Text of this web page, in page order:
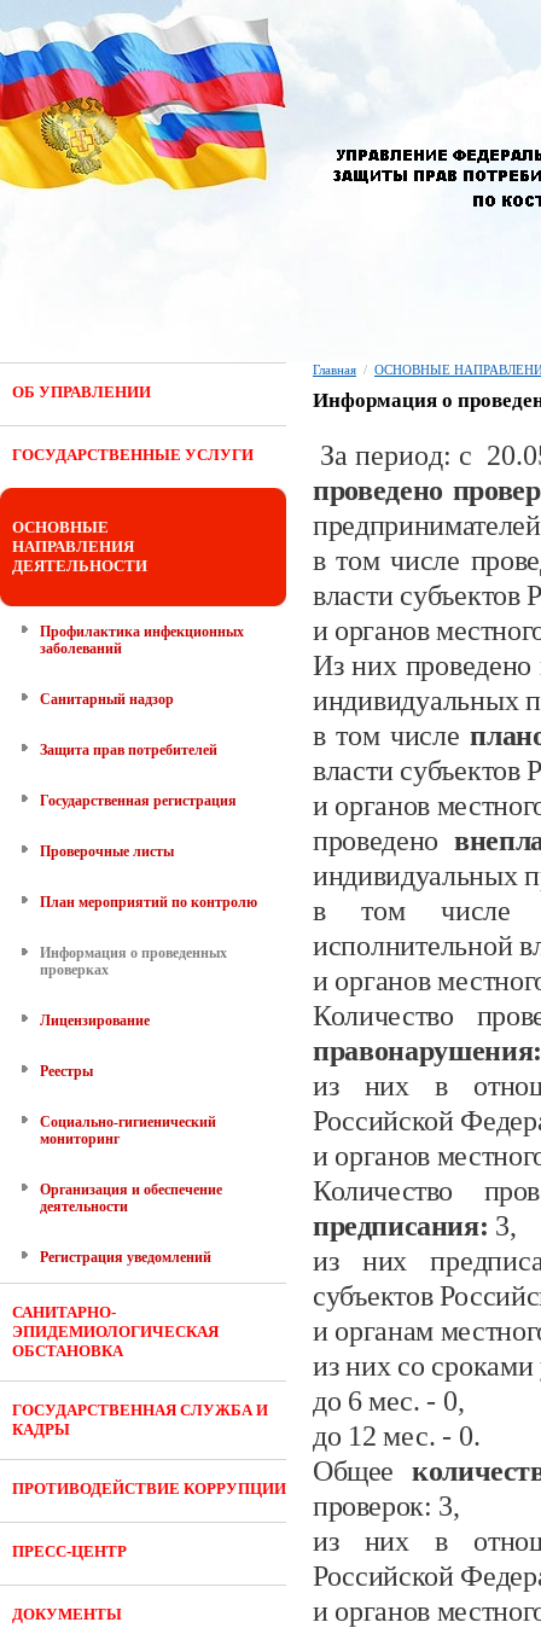
ОБ УПРАВЛЕНИИ
ГОСУДАРСТВЕННЫЕ УСЛУГИ
ОСНОВНЫЕ
НАПРАВЛЕНИЯ
ДЕЯТЕЛЬНОСТИ
Профилактика инфекционных
заболеваний
Санитарный надзор
Защита прав потребителей
Государственная регистрация
Проверочные листы
План мероприятий по контролю
Информация о проведенных
проверках
Лицензирование
Реестры
Социально-гигиенический
мониторинг
Организация и обеспечение
деятельности
Регистрация уведомлений
САНИТАРНО-
ЭПИДЕМИОЛОГИЧЕСКАЯ
ОБСТАНОВКА
ГОСУДАРСТВЕННАЯ СЛУЖБА И
КАДРЫ
ПРОТИВОДЕЙСТВИЕ КОРРУПЦИИ
ПРЕСС-ЦЕНТР
ДОКУМЕНТЫ
Главная / ОСНОВНЫЕ
Информация о
За период: с
проведено
в том числе
власти субъектов
и органов
Из них проведено
индивидуальных
в том числе
власти
и органов
проведено
индивидуальных
в том числе
исполнительной
и органов
Количество
из них в
Российской
и органов
Количество
предписания: 3,
из них
субъектов
и органам
из них со
до 6мес. - 0,
до 12 мес. - 0.
Общее
проверок: 3,
из них в
Российской
и органов